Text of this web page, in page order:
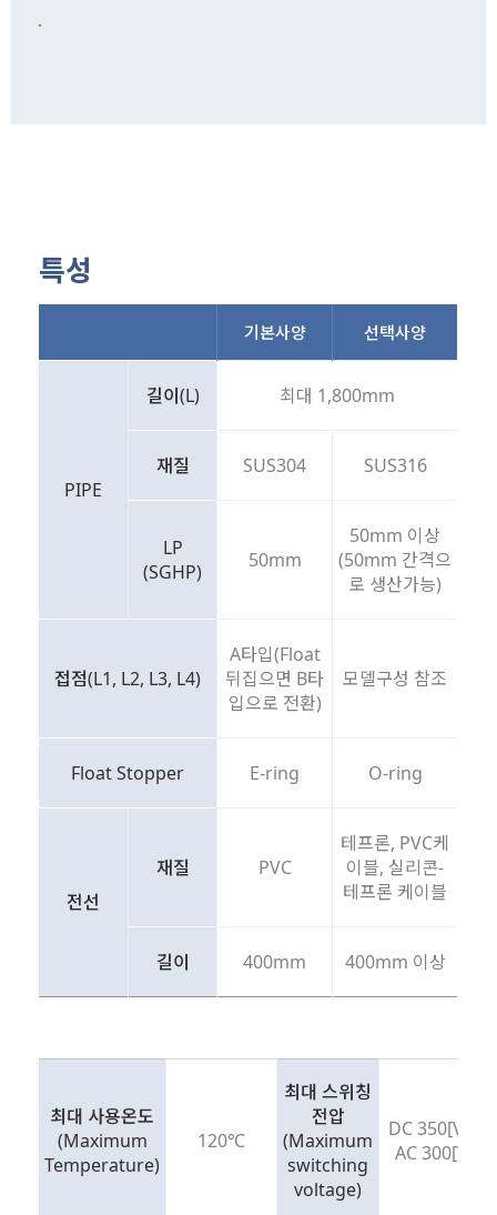
특성
기본사양 선택사양
PIPE
길이(L) 최대 1,800mm
재질 SUS304 SUS316
LP
(SGHP)
50mm
50mm 이상
(50mm 간격으
로 생산가능)
접점(L1, L2, L3, L4)
A타입(Float
뒤집으면 B타
입으로 전환)
모델구성 참조
Float Stopper E-ring O-ring
전선
재질 PVC
테프론, PVC케
이블, 실리콘-
테프론 케이블
길이 400mm 400mm 이상
최대 사용온도
(Maximum
Temperature)
120℃
최대 스위칭
전압
(Maximum
switching
voltage)
DC 350[V] /
AC 300[V]